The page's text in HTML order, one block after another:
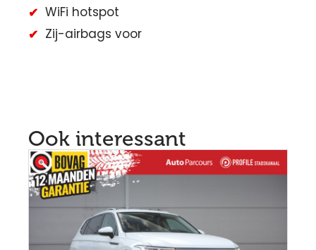
WiFi hotspot
Zij-airbags voor
Ook interessant